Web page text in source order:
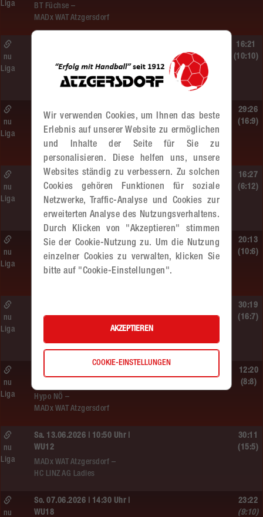
BT Füchse –
MADx WAT Atzgersdorf
Liga
SG HIT/UHC Absam –
MADx WAT Atzgersdorf
nu
Liga
16:21
(10:10)
So. 14.06.2026 | 13:20 Uhr |
MADx WAT Atzgersdorf
nu
Liga
29:26
(16:9)
So. 14.06.2026 | 11:20 Uhr |
MU13
MADx WAT Atzgersdorf –
roomz JAGS Devils
nu
Liga
16:27
(6:12)
So. 14.06.2026 | 10:30 Uhr |
ÖMS WU12 HF
SC HIT/UHC Absam –
nu
Liga
20:13
(10:6)
WU12
MADx WAT Atzgersdorf –
HIB Handball Graz
nu
Liga
30:19
(16:7)
Hypo NÖ –
MADx WAT Atzgersdorf
nu
Liga
12:20
(8:8)
Sa. 13.06.2026 | 10:50 Uhr |
WU12
MADx WAT Atzgersdorf –
HC LINZ AG Ladies
nu
Liga
30:11
(15:5)
So. 07.06.2026 | 14:30 Uhr |
WU18
nu
23:22
(9:10)
Wir verwenden Cookies, um Ihnen das beste
Erlebnis auf unserer Website zu ermöglichen
und Inhalte der Seite für Sie zu
personalisieren. Diese helfen uns, unsere
Websites ständig zu verbessern. Zu solchen
Cookies gehören Funktionen für soziale
Netzwerke, Traffic-Analyse und Cookies zur
erweiterten Analyse des Nutzungsverhaltens.
Durch Klicken von "Akzeptieren" stimmen
Sie der Cookie-Nutzung zu. Um die Nutzung
einzelner Cookies zu verwalten, klicken Sie
bitte auf "Cookie-Einstellungen".
AKZEPTIEREN
COOKIE-EINSTELLUNGEN